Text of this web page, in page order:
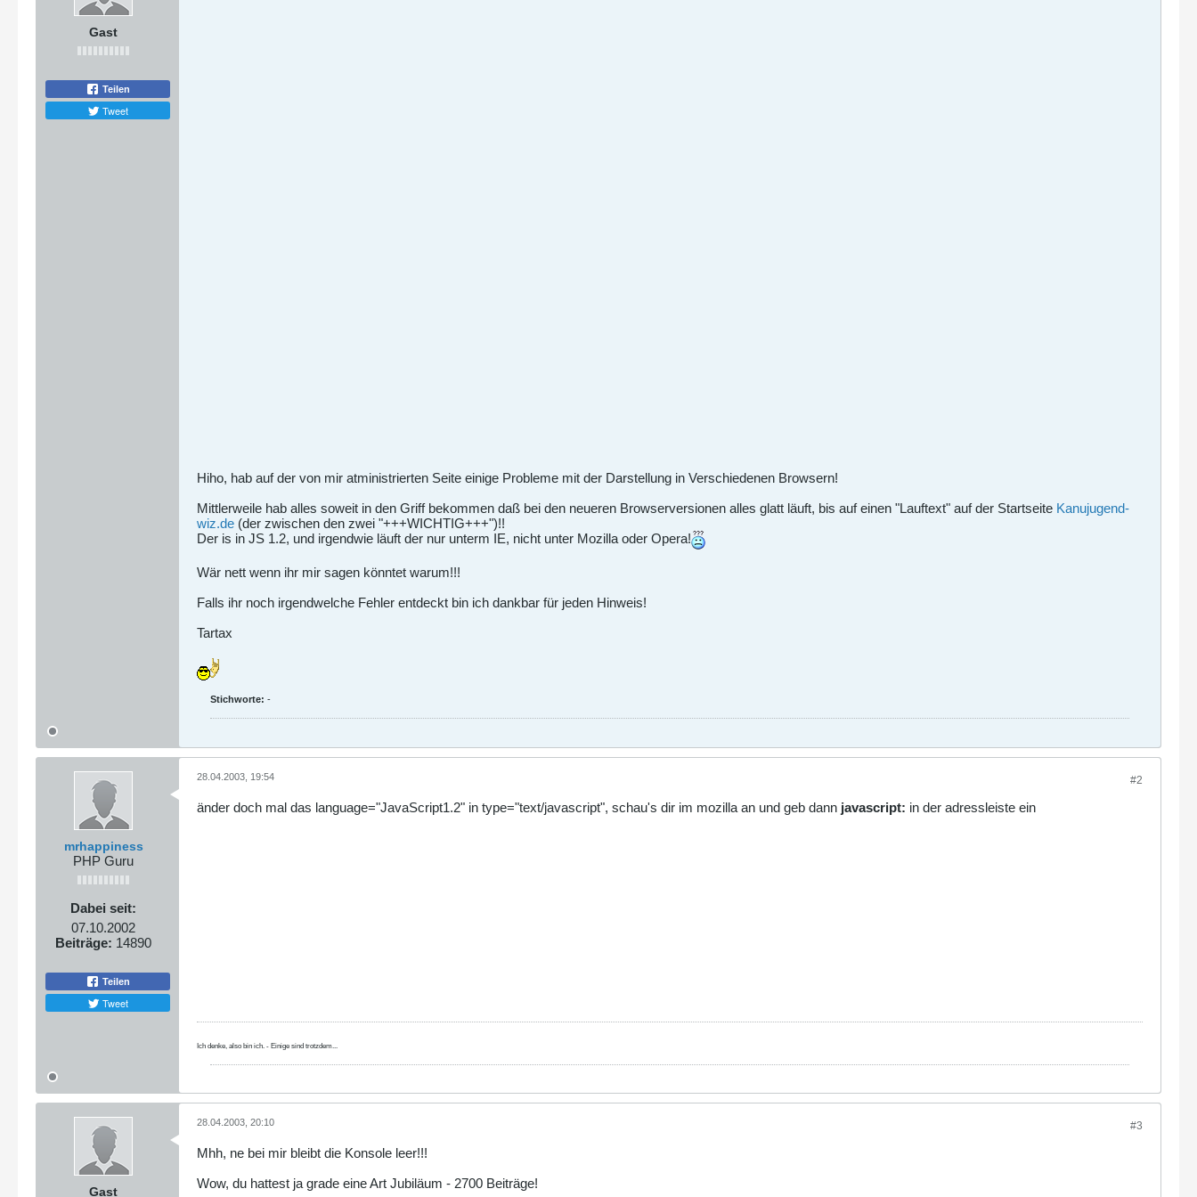
Gast
Teilen
Tweet
Hiho, hab auf der von mir atministrierten Seite einige Probleme mit der Darstellung in Verschiedenen Browsern!
Mittlerweile hab alles soweit in den Griff bekommen daß bei den neueren Browserversionen alles glatt läuft, bis auf einen "Lauftext" auf der Startseite Kanujugend-
wiz.de (der zwischen den zwei "+++WICHTIG+++")!!
Der is in JS 1.2, und irgendwie läuft der nur unterm IE, nicht unter Mozilla oder Opera!
Wär nett wenn ihr mir sagen könntet warum!!!
Falls ihr noch irgendwelche Fehler entdeckt bin ich dankbar für jeden Hinweis!
Tartax
Stichworte: -
mrhappiness
PHP Guru
Dabei seit:
07.10.2002
Beiträge: 14890
Teilen
Tweet
#2
28.04.2003, 19:54
änder doch mal das language="JavaScript1.2" in type="text/javascript", schau's dir im mozilla an und geb dann javascript: in der adressleiste ein
Ich denke, also bin ich. - Einige sind trotzdem...
Gast
#3
28.04.2003, 20:10
Mhh, ne bei mir bleibt die Konsole leer!!!
Wow, du hattest ja grade eine Art Jubiläum - 2700 Beiträge!